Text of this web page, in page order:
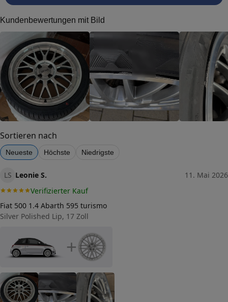
Breite (in Zoll)
Größe (in Zoll)
Einpresstiefe (in mm)
35
Lochkreis (Anzahl der Löcher)
5
Lochkreis-Durchmesser (in mm)
Mittenloch-Durchmesser (in
mm)
Traglast (in kg)
Allgemeine Produktsicherheit
Herstellerkontakt
Kundenbewertungen mit Bild
Sortieren nach
Neueste Höchste Niedrigste
LS Leonie S.
11. Mai 2026
Verifizierter Kauf
Fiat 500 1.4 Abarth 595 turismo
Silver Polished Lip, 17 Zoll
+